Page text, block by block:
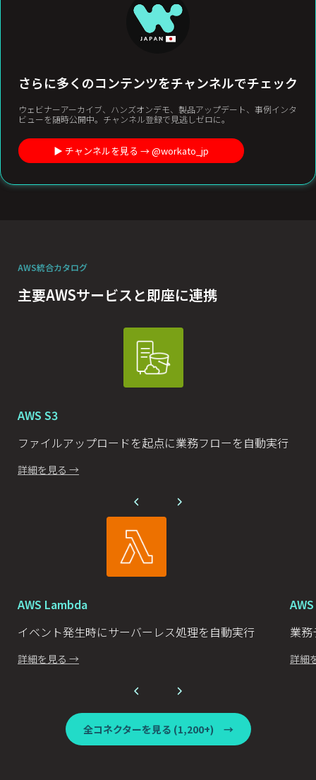
さらに多くのコンテンツをチャンネルでチェック
ウェビナーアーカイブ、ハンズオンデモ、製品アップデート、事例インタ
ビューを随時公開中。チャンネル登録で見逃しゼロに。
▶︎ チャンネルを見る → @workato_jp
AWS統合カタログ
主要AWSサービスと即座に連携
AWS S3
ファイルアップロードを起点に業務フローを自動実行
詳細を見る →
AWS Lambda
イベント発生時にサーバーレス処理を自動実行
詳細を見る →
業
詳細
全コネクターを見る (1,200+) →